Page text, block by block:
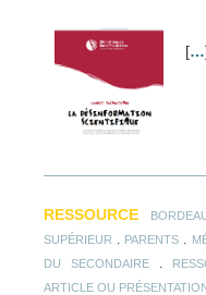
[…
RESSOURCE
SUPÉRIEUR
PARENTS
DU SECONDAIRE.
ARTICLE OU